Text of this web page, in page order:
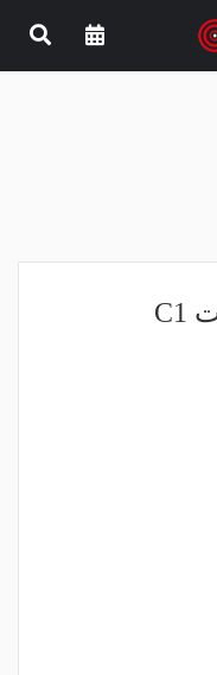
تعرف على سيارة كورفيت C1